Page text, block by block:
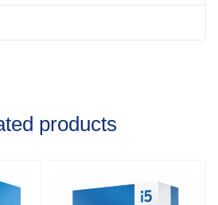
products